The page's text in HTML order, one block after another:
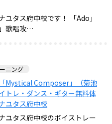
ユタス府中校です！ 「Ado」
歌唱攻…
ニング
Mystical Composer」（菊池
トレ・ダンス・ギター無料体
ユタス府中校
ユタス府中校のボイストレー